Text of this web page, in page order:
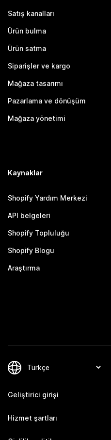
Satış kanalları
Ürün bulma
Ürün satma
Siparişler ve kargo
Mağaza tasarımı
Pazarlama ve dönüşüm
Mağaza yönetimi
Kaynaklar
Shopify Yardım Merkezi
API belgeleri
Shopify Topluluğu
Shopify Blogu
Araştırma
Geliştirici girişi
Hizmet şartları